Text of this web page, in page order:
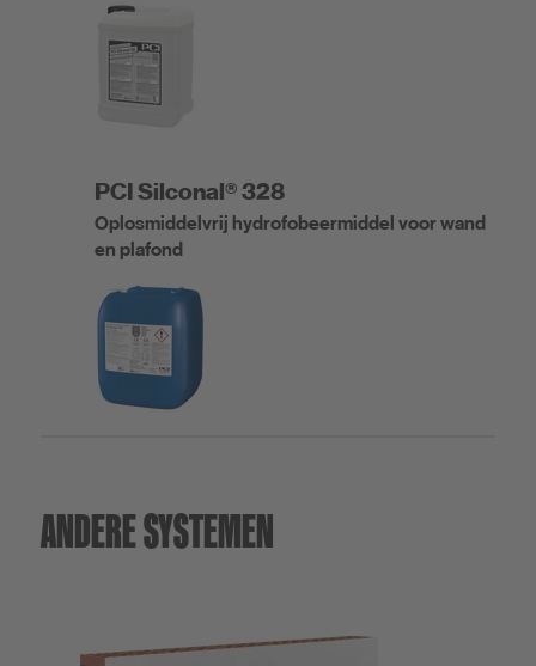
PCI Silconal® 328
Oplosmiddelvrij hydrofobeermiddel voor wand
en plafond
ANDERE SYSTEMEN